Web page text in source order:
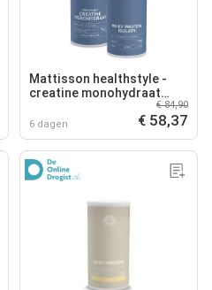
Mattisson healthstyle -
creatine monohydraat
proteïne poeder
6 dagen
€ 84,90
€ 58,37